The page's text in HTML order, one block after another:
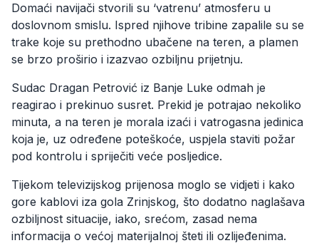
Domaći navijači stvorili su ‘vatrenu’ atmosferu u
doslovnom smislu. Ispred njihove tribine zapalile su se
trake koje su prethodno ubačene na teren, a plamen
se brzo proširio i izazvao ozbiljnu prijetnju.
Sudac Dragan Petrović iz Banje Luke odmah je
reagirao i prekinuo susret. Prekid je potrajao nekoliko
minuta, a na teren je morala izaći i vatrogasna jedinica
koja je, uz određene poteškoće, uspjela staviti požar
pod kontrolu i spriječiti veće posljedice.
Tijekom televizijskog prijenosa moglo se vidjeti i kako
gore kablovi iza gola Zrinjskog, što dodatno naglašava
ozbiljnost situacije, iako, srećom, zasad nema
informacija o većoj materijalnoj šteti ili ozlijeđenima.